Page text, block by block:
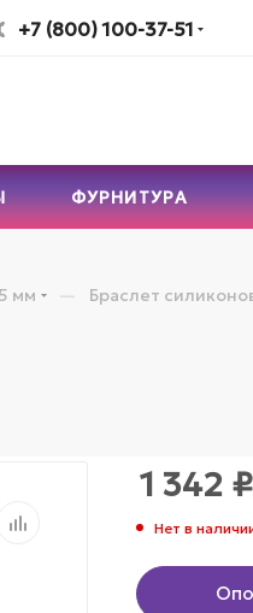
+7 (800) 100-37-51
ФУРНИТУРА
мм — Браслет
1 342 ₽
Нет в